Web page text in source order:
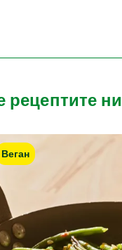
рецептите ни
Веган